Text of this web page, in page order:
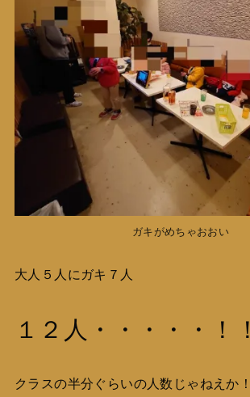
ガキがめちゃおおい
大人５人にガキ７人
１２人・・・・・！！
クラスの半分ぐらいの人数じゃねえか！